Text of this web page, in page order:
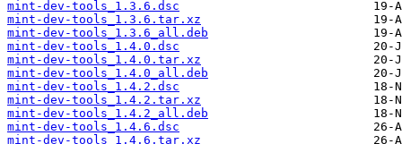
mint-dev-tools_1.3.6.dsc
mint-dev-tools_1.3.6.tar.xz
mint-dev-tools_1.3.6_all.deb
mint-dev-tools_1.4.0.dsc
mint-dev-tools_1.4.0.tar.xz
mint-dev-tools_1.4.0_all.deb
mint-dev-tools_1.4.2.dsc
mint-dev-tools_1.4.2.tar.xz
mint-dev-tools_1.4.2_all.deb
mint-dev-tools_1.4.6.dsc
mint-dev-tools_1.4.6.tar.xz